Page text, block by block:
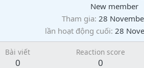
New member
Tham gia 28
lần hoạt động cuối 28
Bài viết
0
Reaction score
0